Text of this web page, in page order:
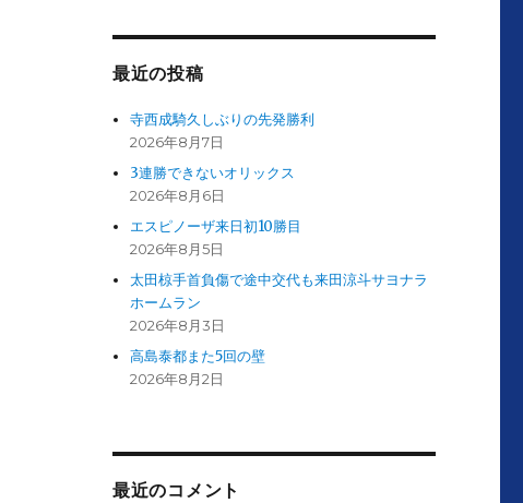
最近の投稿
寺西成騎久しぶりの先発勝利
2026年8月7日
3連勝できないオリックス
2026年8月6日
エスピノーザ来日初10勝目
2026年8月5日
太田椋手首負傷で途中交代も来田涼斗サヨナラ
ホームラン
2026年8月3日
高島泰都また5回の壁
2026年8月2日
最近のコメント